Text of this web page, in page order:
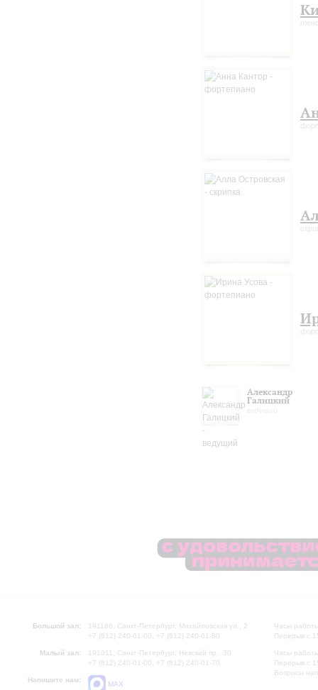
Александр
Галицкий
Большой зал:
191186, Санкт-Петербург, Михайловская ул., 2
+7 (812) 240-01-00, +7 (812) 240-01-80
Малый зал:
191011, Санкт-Петербург, Невский пр., 30
+7 (812) 240-01-00, +7 (812) 240-01-70
Напишите нам:
MAX
Часы
Перерыв с
Часы
Перерыв с
Вопросы